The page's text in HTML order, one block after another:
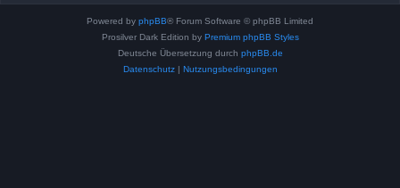
Powered by phpBB® Forum Software © phpBB Limited
Prosilver Dark Edition by Premium phpBB Styles
Deutsche Übersetzung durch phpBB.de
Datenschutz| Nutzungsbedingungen